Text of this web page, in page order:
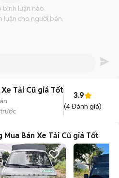
Tải Cũ giá Tốt 3.9
(4Đánh giá)
bình luận nào.
luận cho người bán.
Bán Xe Tải Cũ giá Tốt